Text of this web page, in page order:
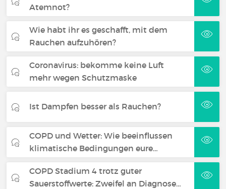
Atemnot?
Wie habt ihr es geschafft, mit dem
Rauchen aufzuhören?
Coronavirus: bekomme keine Luft
mehr wegen Schutzmaske
Ist Dampfen besser als Rauchen?
COPD und Wetter: Wie beeinflussen
klimatische Bedingungen eure…
COPD Stadium 4 trotz guter
Sauerstoffwerte: Zweifel an Diagnose…